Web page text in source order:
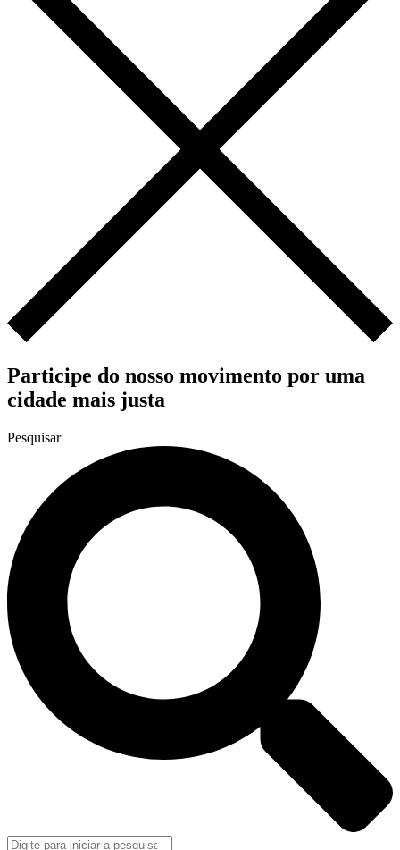
Participe do nosso movimento por uma
cidade mais justa
Pesquisar